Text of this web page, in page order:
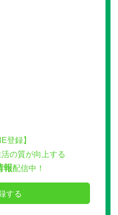
登録】
の質が向上する
報配信中！
する